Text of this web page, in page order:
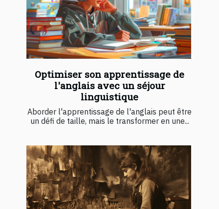
Optimiser son apprentissage de
l'anglais avec un séjour
linguistique
Aborder l'apprentissage de l'anglais peut être
un défi de taille, mais le transformer en une...